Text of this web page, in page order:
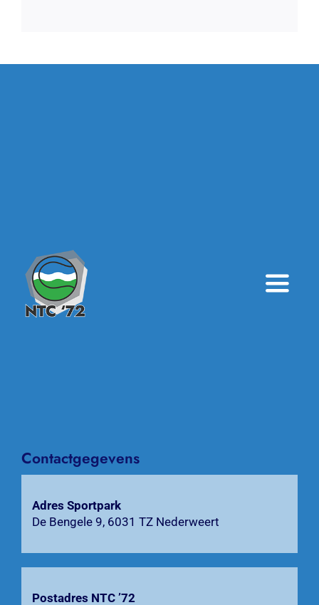
Toggle
Activiteiten
Bardienst
Contact
Contactgegevens
Adres Sportpark
De Bengele 9, 6031 TZ Nederweert
Postadres NTC ’72